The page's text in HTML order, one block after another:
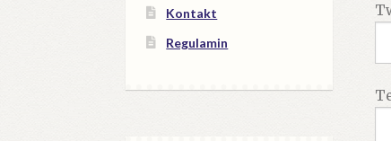
Kontakt
Regulamin